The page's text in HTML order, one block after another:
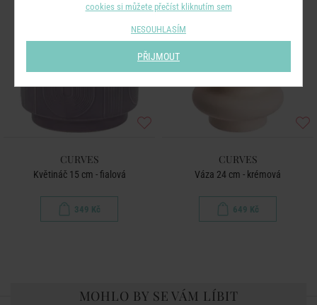
CURVES
Květináč 15 cm - fialová
349 Kč
CURVES
Váza 24 cm - krémová
649 Kč
MOHLO BY SE VÁM LÍBIT
cookies si můžete přečíst kliknutím sem
NESOUHLASÍM
PŘIJMOUT